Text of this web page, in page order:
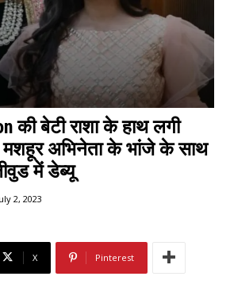
की बेटी राशा के हाथ लगी
मशहूर अभिनेता के भांजे के साथ
में डेब्यू
2, 2023
X Pinterest